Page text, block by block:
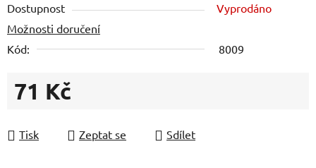
Dostupnost
Vyprodáno
Možnosti doručení
Kód:
8009
71 Kč
Tisk
Zeptat se Sdílet